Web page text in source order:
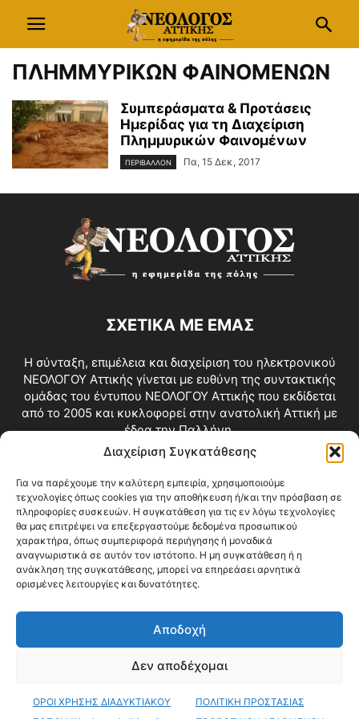
Διαχείριση Συγκατάθεσης
Για να παρέχουμε την καλύτερη εμπειρία, χρησιμοποιούμε
τεχνολογίες όπως cookies για την αποθήκευση ή/και την πρόσβαση σε
πληροφορίες συσκευών. Η συγκατάθεση για τις εν λόγω τεχνολογίες
θα μας επιτρέψει να επεξεργαστούμε δεδομένα προσωπικού
χαρακτήρα, όπως συμπεριφορά περιήγησης ή μοναδικά
αναγνωριστικά σε αυτόν τον ιστότοπο. Η μη συγκατάθεση ή η
ανάκληση της συγκατάθεσης, μπορεί να επηρεάσει αρνητικά
ορισμένες λειτουργίες και δυνατότητες.
Αποδοχή
Δεν αποδέχομαι
ΟΡΟΙ ΧΡΗΣΗΣ ΔΙΑΔΥΚΤΙΑΚΟΥ
ΠΟΛΙΤΙΚΗ ΠΡΟΣΤΑΣΙΑΣ
ΠΛΗΜΜΥΡΙΚΩΝ ΦΑΙΝΟΜΕΝΩΝ
Συμπεράσματα & Προτάσεις
Ημερίδας για τη Διαχείριση
Πλημμυρικών Φαινομένων
ΠΕΡΙΒΑΛΛΟΝ Πα, 15 Δεκ, 2017
ΣΧΕΤΙΚΑ ΜΕ ΕΜΑΣ
Η σύνταξη, επιμέλεια και διαχείριση του ηλεκτρονικού
ΝΕΟΛΟΓΟΥ Αττικής γίνεται με ευθύνη της συντακτικής
ομάδας του έντυπου ΝΕΟΛΟΓΟΥ Αττικής που εκδίδεται
από το 2005 και κυκλοφορεί στην ανατολική Αττική με
έδρα την Παλλήνη.
Επικοινωνία:info@neologosattikis.gr
ΑΚΟΛΟΥΘΗΣΕ ΜΑΣ
Videos Όροι Χρήσης
© Copyright 2026 ΝΕΟΛΟΓΟΣ ΑΤΤΙΚΗΣ • All Rights Reserved •